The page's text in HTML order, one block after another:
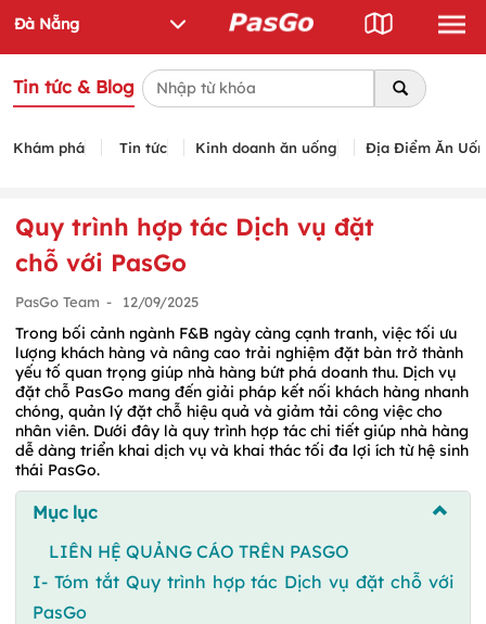
Tin tức & Blog
Khám phá Tin tức Kinh doanh ăn uống Địa Điểm Ăn
Quy trình hợp tác Dịch vụ đặt
chỗ với PasGo
PasGo Team - 12/09/2025
Trong bối cảnh ngành F&B ngày càng cạnh tranh, việc tối ưu
lượng khách hàng và nâng cao trải nghiệm đặt bàn trở thành
yếu tố quan trọng giúp nhà hàng bứt phá doanh thu. Dịch vụ
đặt chỗ PasGo mang đến giải pháp kết nối khách hàng nhanh
chóng, quản lý đặt chỗ hiệu quả và giảm tải công việc cho
nhân viên. Dưới đây là quy trình hợp tác chi tiết giúp nhà hàng
dễ dàng triển khai dịch vụ và khai thác tối đa lợi ích từ hệ sinh
thái PasGo.
Mục lục
LIÊN HỆ QUẢNG CÁO TRÊN PASGO
I- Tóm tắt Quy trình hợp tác Dịch vụ đặt chỗ với
PasGo